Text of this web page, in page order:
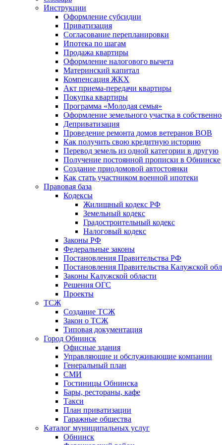
Инструкции
Оформление субсидии
Приватизация
Согласование перепланировки
Ипотека по шагам
Продажа квартиры
Оформление налогового вычета
Материнский капитал
Компенсация ЖКХ
Акт приема-передачи квартиры
Покупка квартиры
Программа «Молодая семья»
Оформление земельного участка в
Деприватизация
Проведение ремонта домов ветеранов ВОВ
Как получить свою кредитную историю
Перевод земель из одной категории в другую
Получение постоянной прописки в Обнинске
Создание приодомовой автостоянки
Как стать участником военной ипотеки
Правовая база
Кодексы
Жилищный кодекс РФ
Земельный кодекс
Градостроительный кодекс
Налоговый кодекс
Законы РФ
Федеральные законы
Постановления Правительства РФ
Постановления Правительства Калужской
Законы Калужской области
Решения ОГС
Проекты
ТСЖ
Создание ТСЖ
Закон о ТСЖ
Типовая документация
Город Обнинск
Офисные здания
Управляющие и обслуживающие компании
Генеральный план
СМИ
Гостиницы Обнинска
Бары, рестораны, кафе
Такси
План приватизации
Гаражные общества
Каталог муниципальных услуг
Обнинск